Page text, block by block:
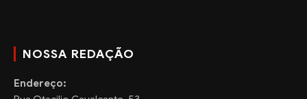
NOSSA REDAÇÃO
Endereço: